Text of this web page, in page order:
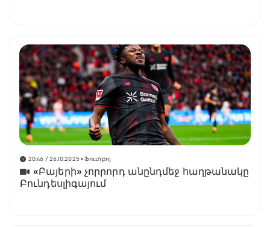
20:46 / 26.10.2025• Ֆուտբոլ
«Բայերի» չորրորդ անընդմեջ հաղթանակը
Բունդեսլիգայում